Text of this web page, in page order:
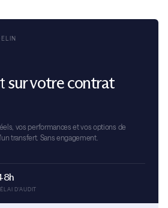
sur votre contrat
vos performances et vos options de
transfert. Sans engagement.
D'AUDIT